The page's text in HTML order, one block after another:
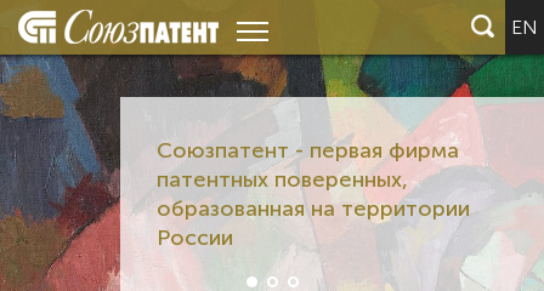
EN
Союзпатент - первая фирма
патентных поверенных,
образованная на территории
России